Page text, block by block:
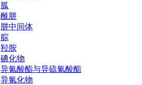
胍
酰肼
肼中间体
腙
羟胺
碘化物
异氰酸酯与异硫氰酸酯
异氰化物